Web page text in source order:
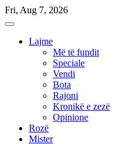
Skip
to
Fri, Aug 7, 2026
Lajme
Më të fundit
Speciale
Vendi
Bota
Rajoni
Kronikë e zezë
Opinione
Rozë
Mister